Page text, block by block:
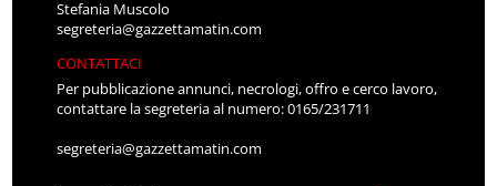
Stefania Muscolo
segreteria@gazzettamatin.com
CONTATTACI
Per pubblicazione annunci, necrologi, offro e cerco lavoro,
contattare la segreteria al numero: 0165/231711
segreteria@gazzettamatin.com